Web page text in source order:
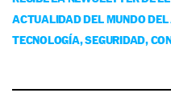
ACTUALIDAD DEL MUNDO
TECNOLOGÍA, SEGURIDAD,